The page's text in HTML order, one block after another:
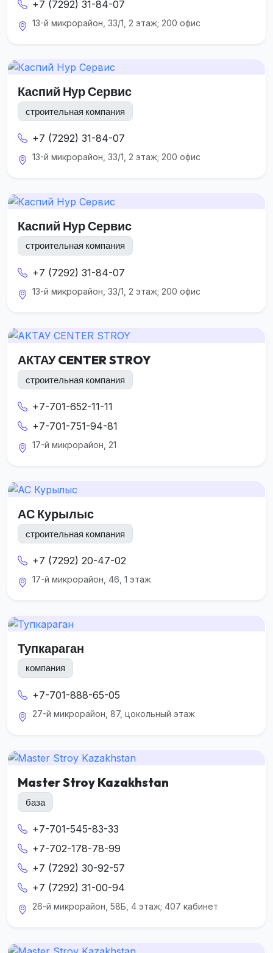
+7 (7292) 31-84-07
13-й микрорайон, 33/1, 2 этаж; 200 офис
Каспий Нур Сервис
строительная компания
+7 (7292) 31-84-07
13-й микрорайон, 33/1, 2 этаж; 200 офис
Каспий Нур Сервис
строительная компания
+7 (7292) 31-84-07
13-й микрорайон, 33/1, 2 этаж; 200 офис
АКТАУ CENTER STROY
строительная компания
+7-701-652-11-11
+7-701-751-94-81
17-й микрорайон, 21
АС Курылыс
строительная компания
+7 (7292) 20-47-02
17-й микрорайон, 46, 1 этаж
Тупкараган
компания
+7-701-888-65-05
27-й микрорайон, 87, цокольный этаж
Master Stroy Kazakhstan
база
+7-701-545-83-33
+7-702-178-78-99
+7 (7292) 30-92-57
+7 (7292) 31-00-94
26-й микрорайон, 58Б, 4 этаж; 407 кабинет